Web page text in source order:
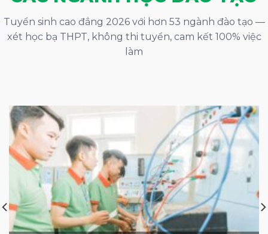
Tuyển sinh cao đẳng 2026 với hơn 53 ngành đào tạo —
xét học bạ THPT, không thi tuyển, cam kết 100% việc
làm